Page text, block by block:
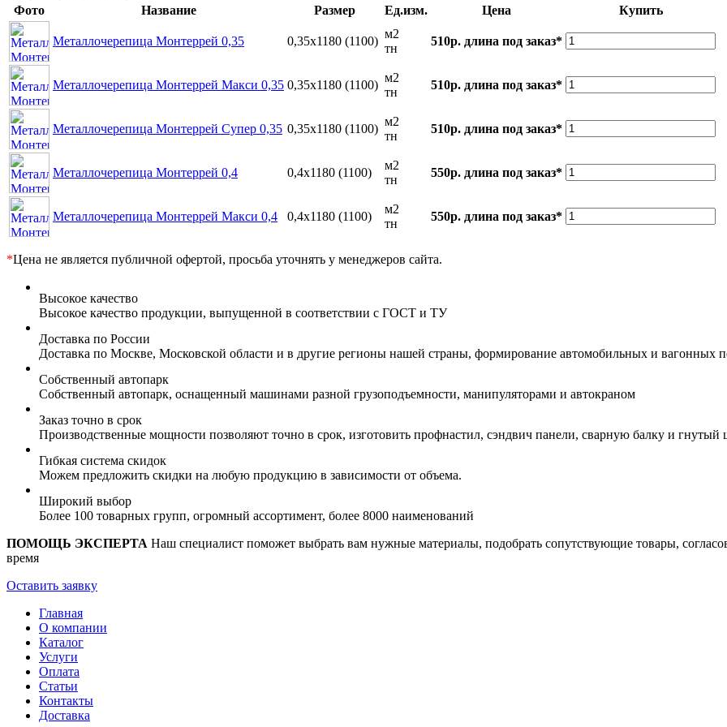
Фото
Название Размер Ед.изм. Цена Купить
Металлочерепица Монтеррей 0,35 0,35х1180 (1100)
м2
тн
510р. длина под заказ*
Металлочерепица Монтеррей Макси 0,35 0,35х1180 (1100)
м2
тн
510р. длина под заказ*
Металлочерепица Монтеррей Супер 0,35 0,35х1180 (1100)
м2
тн
510р. длина под заказ*
Металлочерепица Монтеррей 0,4 0,4х1180 (1100)
м2
тн
550р. длина под заказ*
Металлочерепица Монтеррей Макси 0,4 0,4х1180 (1100)
м2
тн
550р. длина под заказ*
*Цена не является публичной офертой, просьба уточнять у менеджеров сайта.
Высокое качество
Высокое качество продукции, выпущенной в соответствии с ГОСТ и ТУ
Доставка по России
Доставка по Москве, Московской области и в другие регионы нашей страны, формирование автомобильных и вагонных
Собственный автопарк
Собственный автопарк, оснащенный машинами разной грузоподъемности, манипуляторами и автокраном
Заказ точно в срок
Производственные мощности позволяют точно в срок, изготовить профнастил, сэндвич панели, сварную балку и гнутый
Гибкая система скидок
Можем предложить скидки на любую продукцию в зависимости от объема.
Широкий выбор
Более 100 товарных групп, огромный ассортимент, более 8000 наименований
ПОМОЩЬ ЭКСПЕРТА Наш специалист поможет выбрать вам нужные материалы, подобрать сопутствующие товары,
время
Оставить заявку
Главная
О компании
Каталог
Услуги
Оплата
Статьи
Контакты
Доставка